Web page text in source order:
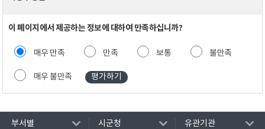
이 페이지에서 제공하는 정보에 대하여 만족하십니까?
매우 만족 만족 보통 불만족
매우 불만족
부서별 시군청 유관기관